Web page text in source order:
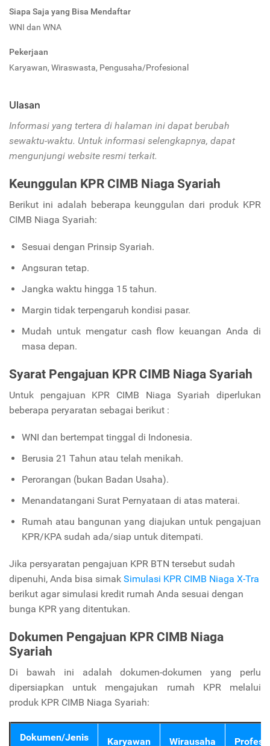
Siapa Saja yang Bisa Mendaftar
WNI dan WNA
Pekerjaan
Karyawan, Wiraswasta, Pengusaha/Profesional
Ulasan
Informasi yang tertera di halaman ini dapat berubah
sewaktu-waktu. Untuk informasi selengkapnya, dapat
mengunjungi website resmi terkait.
Keunggulan KPR CIMB Niaga Syariah
Berikut ini adalah beberapa keunggulan dari produk KPR
CIMB Niaga Syariah:
Sesuai dengan Prinsip Syariah.
Angsuran tetap.
Jangka waktu hingga 15 tahun.
Margin tidak terpengaruh kondisi pasar.
Mudah untuk mengatur cash flow keuangan Anda di
masa depan.
Syarat Pengajuan KPR CIMB Niaga Syariah
Untuk pengajuan KPR CIMB Niaga Syariah diperlukan
beberapa peryaratan sebagai berikut :
WNI dan bertempat tinggal di Indonesia.
Berusia 21 Tahun atau telah menikah.
Perorangan (bukan Badan Usaha).
Menandatangani Surat Pernyataan di atas materai.
Rumah atau bangunan yang diajukan untuk pengajuan
KPR/KPA sudah ada/siap untuk ditempati.
Jika persyaratan pengajuan KPR BTN tersebut sudah
dipenuhi, Anda bisa simak Simulasi KPR CIMB Niaga X-Tra
berikut agar simulasi kredit rumah Anda sesuai dengan
bunga KPR yang ditentukan.
Dokumen Pengajuan KPR CIMB Niaga
Syariah
Di bawah ini adalah dokumen-dokumen yang perlu
dipersiapkan untuk mengajukan rumah KPR melalui
produk KPR CIMB Niaga Syariah:
Dokumen/Jenis Karyawan Wirausaha